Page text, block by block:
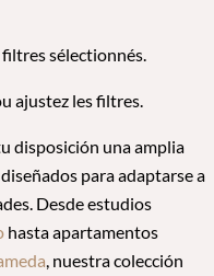
sélectionnés.
ajustez les filtres.
disposición una amplia
diseñados para adaptarse a
Desde estudios
hasta apartamentos
, nuestra colección